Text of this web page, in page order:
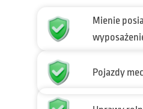
Mienie
Pojazdy